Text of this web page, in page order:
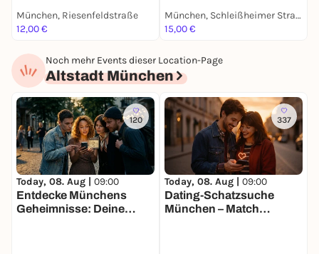
München, Riesenfeldstraße
12,00 €
München, Schleißheimer Straße
15,00 €
Noch mehr Events dieser Location-Page
Altstadt München
120
Today, 08. Aug | 09:00
Entdecke Münchens
Geheimnisse: Deine
337
Today, 08. Aug | 09:00
Dating-Schatzsuche
München – Match